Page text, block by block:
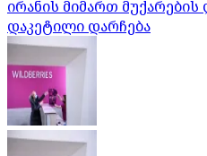
ირანის მიმართ
დაკეტილი დარჩება